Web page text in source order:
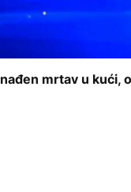
mrtav u kući,